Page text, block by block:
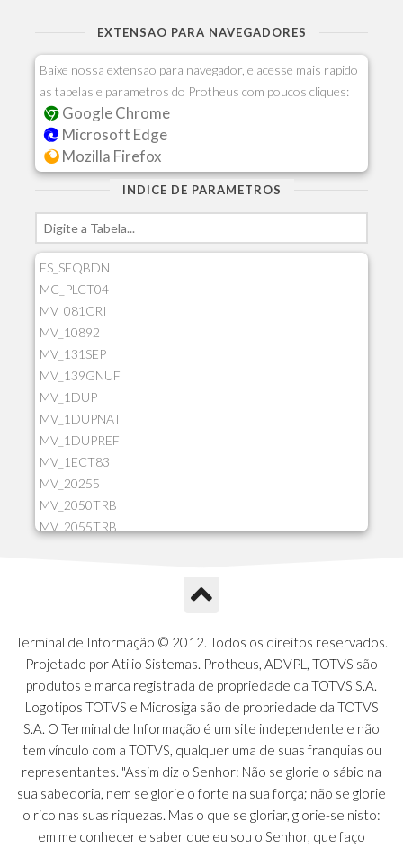
EXTENSAO PARA NAVEGADORES
Baixe nossa extensao para navegador, e acesse mais rapido
as tabelas e parametros do Protheus com poucos cliques:
Google Chrome
Microsoft Edge
Mozilla Firefox
INDICE DE PARAMETROS
ES_SEQBDN
MC_PLCT04
MV_081CRI
MV_10892
MV_131SEP
MV_139GNUF
MV_1DUP
MV_1DUPNAT
MV_1DUPREF
MV_1ECT83
MV_20255
MV_2050TRB
MV_2055TRB
MV_2GNOINC
MV_320SLD
MV_325PMDA
MV_330ATCM
MV_340LOCK
MV_3DUPREF
MV_5CLIFOR
MV_74ITEM
MV_817EMAI
MV_88CORTE
Terminal de Informação © 2012. Todos os direitos reservados.
Projetado por Atilio Sistemas. Protheus, ADVPL, TOTVS são
produtos e marca registrada de propriedade da TOTVS S.A.
Logotipos TOTVS e Microsiga são de propriedade da TOTVS
S.A. O Terminal de Informação é um site independente e não
tem vínculo com a TOTVS, qualquer uma de suas franquias ou
representantes. "Assim diz o Senhor: Não se glorie o sábio na
sua sabedoria, nem se glorie o forte na sua força; não se glorie
o rico nas suas riquezas. Mas o que se gloriar, glorie-se nisto:
em me conhecer e saber que eu sou o Senhor, que faço